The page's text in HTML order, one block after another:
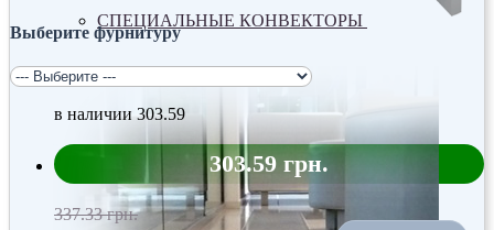
СПЕЦИАЛЬНЫЕ КОНВЕКТОРЫ
Выберите фурнитуру
в наличии 303.59
303.59 грн.
337.33 грн.